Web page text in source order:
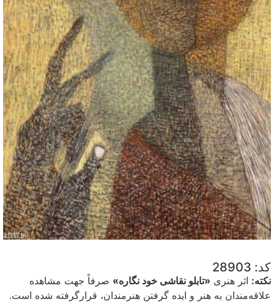
کد: 28903
نکته: اثر هنری «تابلو نقاشی خود نگاره» صرفاً جهت مشاهده
علاقه‌مندان به هنر و ایده گرفتن هنرمندان، قرارگرفته شده است.